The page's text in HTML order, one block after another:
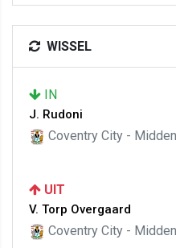
WISSEL
IN
J. Rudoni
Coventry City -
UIT
V. Torp Overgaard
Coventry City -